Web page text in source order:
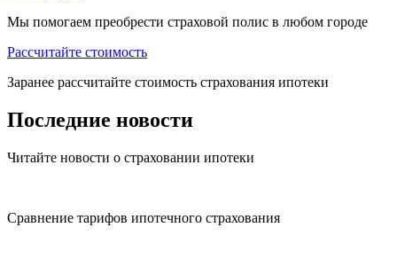
Мы помогаем преобрести страховой полис в любом городе
Рассчитайте стоимость
Заранее рассчитайте стоимость страхования ипотеки
Последние новости
Читайте новости о страховании ипотеки
Сравнение тарифов ипотечного страхования